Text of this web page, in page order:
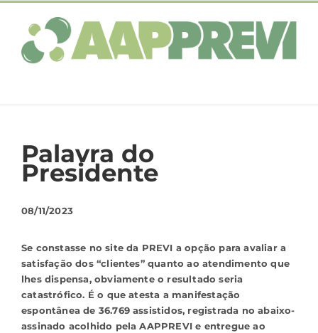
conteúdo
Palavra do
Presidente
08/11/2023
Se constasse no site da PREVI a opção para avaliar a
satisfação dos “clientes” quanto ao atendimento que
lhes dispensa, obviamente o resultado seria
catastrófico. É o que atesta a manifestação
espontânea de 36.769 assistidos, registrada no abaixo-
assinado acolhido pela AAPPREVI e entregue ao